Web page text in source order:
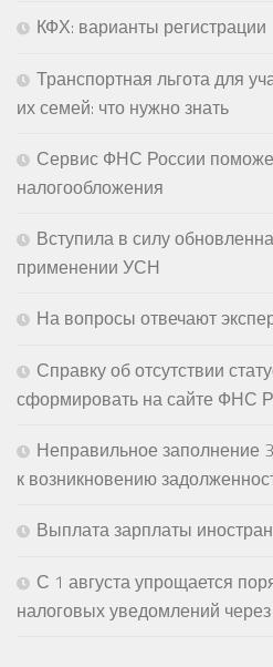
КФХ: варианты регистрации
Транспортная льгота для
их семей: что нужно знать
Сервис ФНС России
налогообложения
Вступила в силу
применении УСН
На вопросы отвечают
Справку об отсутствии
сформировать на сайте ФНС
Неправильное
к возникновению
Выплата зарплаты
С 1 августа упрощается
налоговых уведомлений